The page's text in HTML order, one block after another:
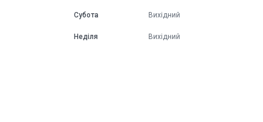
Субота Вихідний
Неділя Вихідний